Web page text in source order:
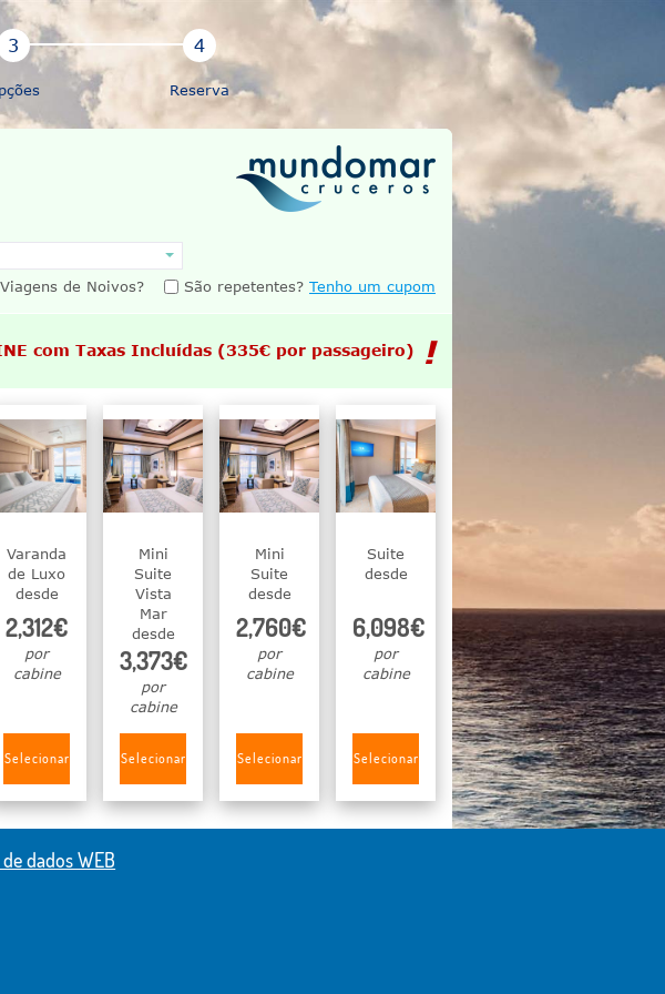
Reserva
Viagens de Noivos?
São repetentes? Tenho um cupom
com Taxas Incluídas (335€ por passageiro)
Varanda
de Luxo
desde
2,312€
por
cabine
Selecionar
Mini
Suite
Vista
Mar
desde
3,373€
por
cabine
Selecionar
Mini
Suite
desde
2,760€
por
cabine
Selecionar
Suite
desde
6,098€
por
cabine
Selecionar
dados WEB